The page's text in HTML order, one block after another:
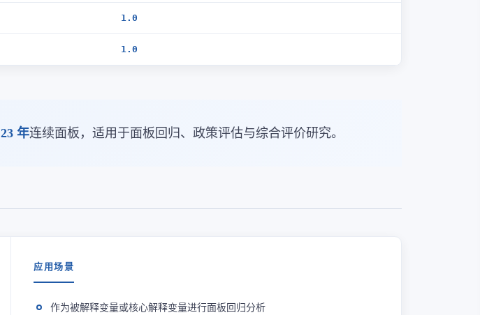
1.0
1.0
23 年连续面板，适用于面板回归、政策评估与综合评价研究。
应用场景
作为被解释变量或核心解释变量进行面板回归分析